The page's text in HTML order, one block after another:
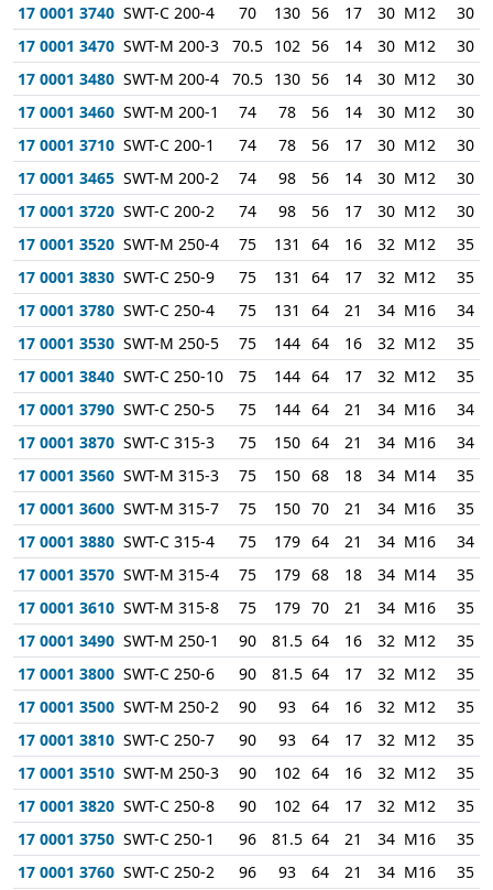
17 0001 3740 SWT-C 200-4 70 130 56 17 30 M12 30
17 0001 3470 SWT-M 200-3 70.5 102 56 14 30 M12 30
17 0001 3480 SWT-M 200-4 70.5 130 56 14 30 M12 30
17 0001 3460 SWT-M 200-1 74 78 56 14 30 M12 30
17 0001 3710 SWT-C 200-1 74 78 56 17 30 M12 30
17 0001 3465 SWT-M 200-2 74 98 56 14 30 M12 30
17 0001 3720 SWT-C 200-2 74 98 56 17 30 M12 30
17 0001 3520 SWT-M 250-4 75 131 64 16 32 M12 35
17 0001 3830 SWT-C 250-9 75 131 64 17 32 M12 35
17 0001 3780 SWT-C 250-4 75 131 64 21 34 M16 34
17 0001 3530 SWT-M 250-5 75 144 64 16 32 M12 35
17 0001 3840 SWT-C 250-10 75 144 64 17 32 M12 35
17 0001 3790 SWT-C 250-5 75 144 64 21 34 M16 34
17 0001 3870 SWT-C 315-3 75 150 64 21 34 M16 34
17 0001 3560 SWT-M 315-3 75 150 68 18 34 M14 35
17 0001 3600 SWT-M 315-7 75 150 70 21 34 M16 35
17 0001 3880 SWT-C 315-4 75 179 64 21 34 M16 34
17 0001 3570 SWT-M 315-4 75 179 68 18 34 M14 35
17 0001 3610 SWT-M 315-8 75 179 70 21 34 M16 35
17 0001 3490 SWT-M 250-1 90 81.5 64 16 32 M12 35
17 0001 3800 SWT-C 250-6 90 81.5 64 17 32 M12 35
17 0001 3500 SWT-M 250-2 90 93 64 16 32 M12 35
17 0001 3810 SWT-C 250-7 90 93 64 17 32 M12 35
17 0001 3510 SWT-M 250-3 90 102 64 16 32 M12 35
17 0001 3820 SWT-C 250-8 90 102 64 17 32 M12 35
17 0001 3750 SWT-C 250-1 96 81.5 64 21 34 M16 35
17 0001 3760 SWT-C 250-2 96 93 64 21 34 M16 35